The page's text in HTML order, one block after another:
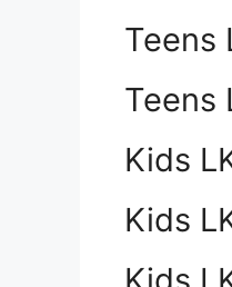
Teens
Teens
Kids
Kids